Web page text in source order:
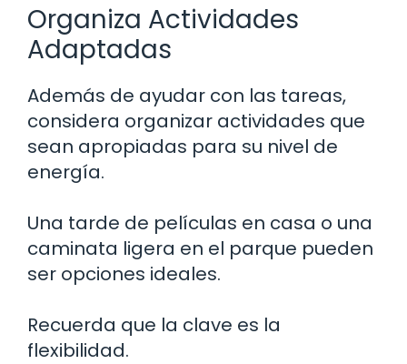
Organiza Actividades
Adaptadas
Además de ayudar con las tareas,
considera organizar actividades que
sean apropiadas para su nivel de
energía.
Una tarde de películas en casa o una
caminata ligera en el parque pueden
ser opciones ideales.
Recuerda que la clave es la
flexibilidad.